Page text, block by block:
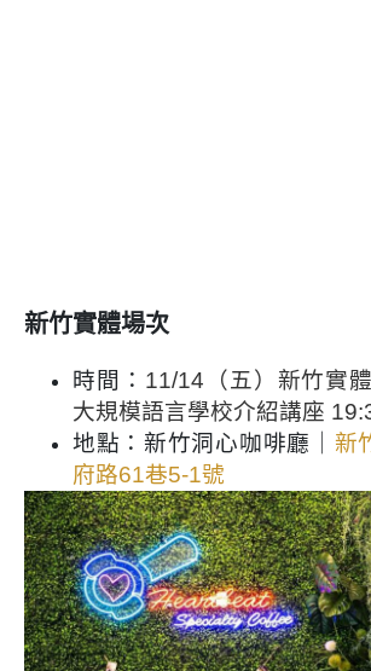
新竹實體場次
時間： 11/14（五）新竹實
大規模語言學校介紹講座
地點：新竹洞心咖啡廳｜ 新
府路61巷5-1號